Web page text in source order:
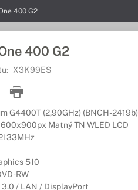
400 G2
400 G2
X3K99ES
G4400T (2,90GHz) (BNCH-2419b)
Matný TN WLED LCD
510
RW
3.0 / LAN / DisplayPort